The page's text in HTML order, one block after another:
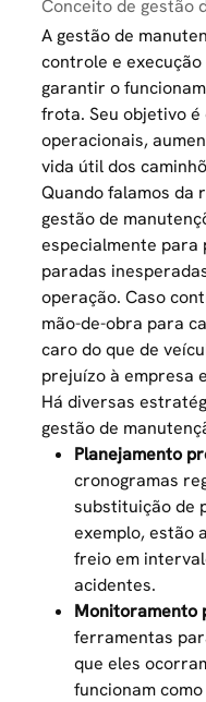
Conceito de gestão
A gestão de
controle e
garantir o
frota. Seu objetivo
operacionais,
vida útil dos
Quando falamos da
gestão de
especialmente para
paradas
operação. Caso
mão-de-obra para
caro do que de
prejuízo à empresa
Há diversas
gestão de
Planejamento
cronogramas
substituição de
exemplo, estão
freio em
acidentes.
Monitoramento
ferramentas
que eles
funcionam